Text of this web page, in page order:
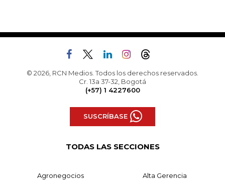
© 2026, RCN Medios. Todos los derechos reservados.
Cr. 13a 37-32, Bogotá
(+57) 1 4227600
SUSCRÍBASE
TODAS LAS SECCIONES
Agronegocios Alta Gerencia